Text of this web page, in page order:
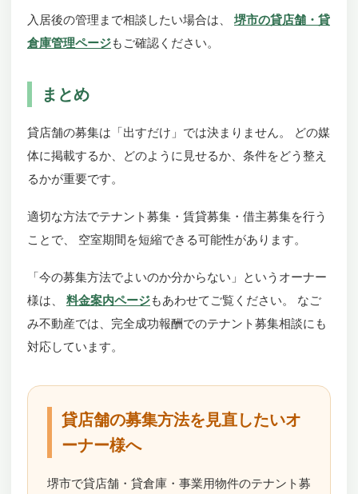
入居後の管理まで相談したい場合は、 堺市の貸店舗・貸
倉庫管理ページもご確認ください。
まとめ
貸店舗の募集は「出すだけ」では決まりません。 どの媒
体に掲載するか、どのように見せるか、条件をどう整え
るかが重要です。
適切な方法でテナント募集・賃貸募集・借主募集を行う
ことで、 空室期間を短縮できる可能性があります。
「今の募集方法でよいのか分からない」というオーナー
様は、 料金案内ページもあわせてご覧ください。 なご
み不動産では、完全成功報酬でのテナント募集相談にも
対応しています。
貸店舗の募集方法を見直したいオ
ーナー様へ
堺市で貸店舗・貸倉庫・事業用物件のテナント募